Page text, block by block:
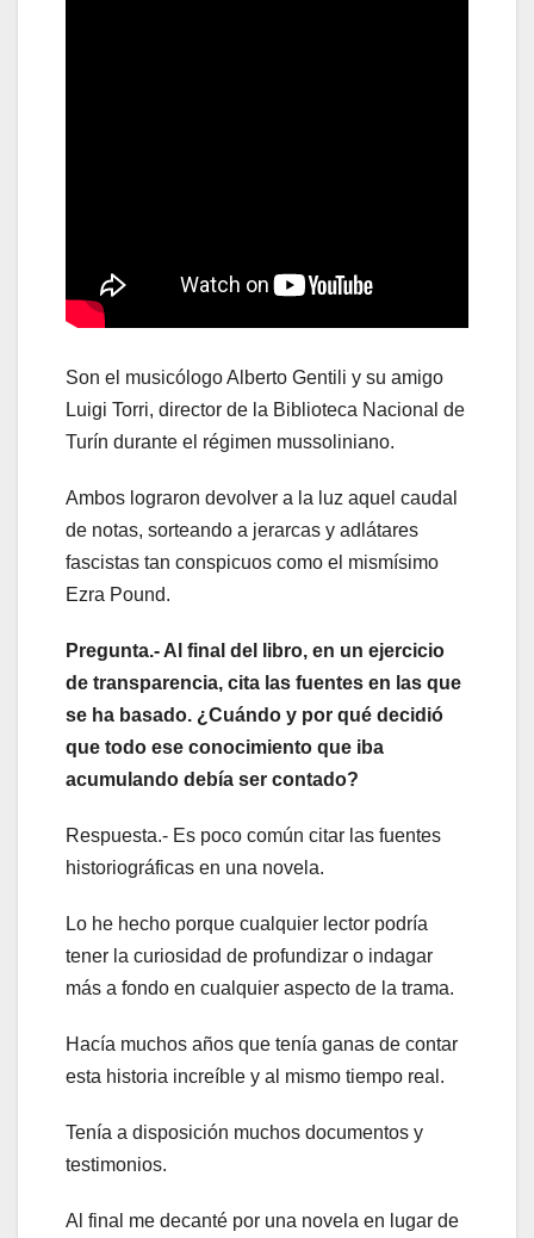
Son el musicólogo Alberto Gentili y su amigo
Luigi Torri, director de la Biblioteca Nacional de
Turín durante el régimen mussoliniano.
Ambos lograron devolver a la luz aquel caudal
de notas, sorteando a jerarcas y adlátares
fascistas tan conspicuos como el mismísimo
Ezra Pound.
Pregunta.- Al final del libro, en un ejercicio
de transparencia, cita las fuentes en las que
se ha basado. ¿Cuándo y por qué decidió
que todo ese conocimiento que iba
acumulando debía ser contado?
Respuesta.- Es poco común citar las fuentes
historiográficas en una novela.
Lo he hecho porque cualquier lector podría
tener la curiosidad de profundizar o indagar
más a fondo en cualquier aspecto de la trama.
Hacía muchos años que tenía ganas de contar
esta historia increíble y al mismo tiempo real.
Tenía a disposición muchos documentos y
testimonios.
Al final me decanté por una novela en lugar de